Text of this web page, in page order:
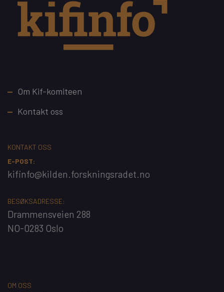
Footer
Om Kif-komiteen
Kontakt oss
KONTAKT OSS
E-POST:
kifinfo@kilden.forskningsradet.no
BESØKSADRESSE:
Drammensveien 288
NO-0283 Oslo
OM OSS